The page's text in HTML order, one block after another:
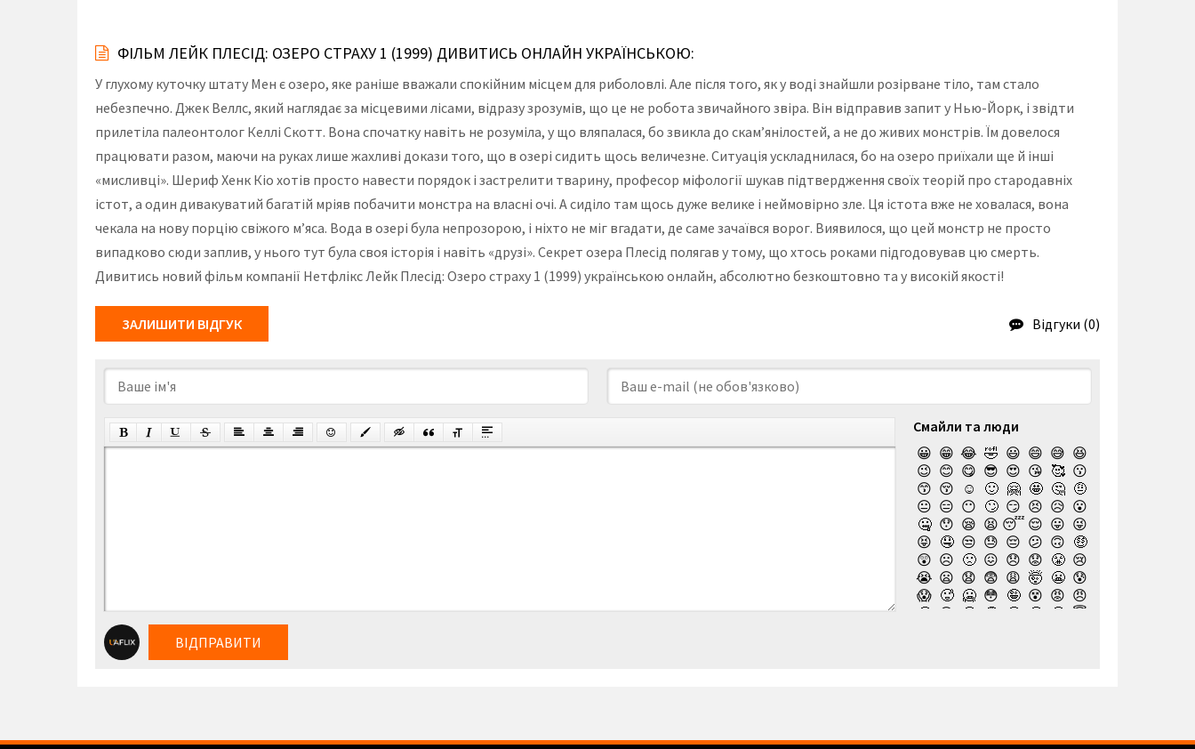
ФІЛЬМ ЛЕЙК ПЛЕСІД: ОЗЕРО СТРАХУ 1 (1999) ДИВИТИСЬ ОНЛАЙН УКРАЇНСЬКОЮ:
У глухому куточку штату Мен є озеро, яке раніше вважали спокійним місцем для риболовлі. Але після того, як у воді знайшли розірване тіло, там стало
небезпечно. Джек Веллс, який наглядає за місцевими лісами, відразу зрозумів, що це не робота звичайного звіра. Він відправив запит у Нью-Йорк, і звідти
прилетіла палеонтолог Келлі Скотт. Вона спочатку навіть не розуміла, у що вляпалася, бо звикла до скам’янілостей, а не до живих монстрів. Їм довелося
працювати разом, маючи на руках лише жахливі докази того, що в озері сидить щось величезне. Ситуація ускладнилася, бо на озеро приїхали ще й інші
«мисливці». Шериф Хенк Кіо хотів просто навести порядок і застрелити тварину, професор міфології шукав підтвердження своїх теорій про стародавніх
істот, а один дивакуватий багатій мріяв побачити монстра на власні очі. А сиділо там щось дуже велике і неймовірно зле. Ця істота вже не ховалася, вона
чекала на нову порцію свіжого м’яса. Вода в озері була непрозорою, і ніхто не міг вгадати, де саме зачаївся ворог. Виявилося, що цей монстр не просто
випадково сюди заплив, у нього тут була своя історія і навіть «друзі». Секрет озера Плесід полягав у тому, що хтось роками підгодовував цю смерть.
Дивитись новий фільм компанії Нетфлікс Лейк Плесід: Озеро страху 1 (1999) українською онлайн, абсолютно безкоштовно та у високій якості!
ЗАЛИШИТИ ВІДГУК Відгуки (0)
Смайли та люди
😀 😁 😂 🤣 😃 😄 😅 😆
😉 😊 😋 😎 😍 😘 🥰 😗
😙 😚 ☺️ 🙂 🤗 🤩 🤔 🤨
😐 😑 😶 🙄 😏 😣 😥 😮
🤐 😯 😪 😫 😴 😌 😛 😜
😝 🤤 😒 😓 😔 😕 🙃 🤑
😲 ☹️ 🙁 😖 😞 😟 😤 😢
😭 😦 😧 😨 😩 🤯 😬 😰
😱 🥵 🥶 😳 🤪 😵 😡 😠
🤬
😷 🤒 🤕 🤢 🤮 🤧 😇
ВІДПРАВИТИ